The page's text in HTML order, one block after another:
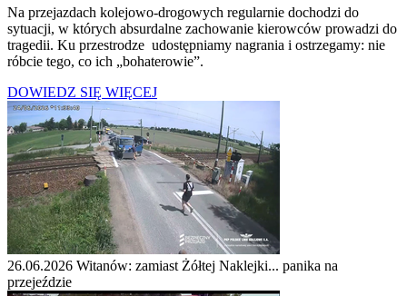
Na przejazdach kolejowo-drogowych regularnie dochodzi do
sytuacji, w których absurdalne zachowanie kierowców prowadzi do
tragedii. Ku przestrodze udostępniamy nagrania i ostrzegamy: nie
róbcie tego, co ich „bohaterowie”.
DOWIEDZ SIĘ WIĘCEJ
26.06.2026 Witanów: zamiast Żółtej Naklejki... panika na
przejeździe